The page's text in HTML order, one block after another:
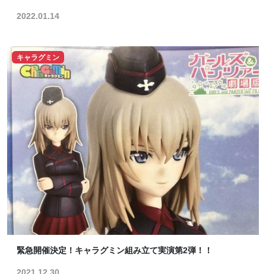
2022.01.14
キャラグミン
緊急開催決定！キャラグミン組み立て実演第2弾！！